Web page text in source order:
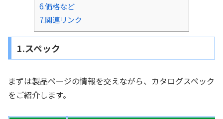
6.価格など
7.関連リンク
1.スペック
まずは製品ページの情報を交えながら、カタログスペック
をご紹介します。